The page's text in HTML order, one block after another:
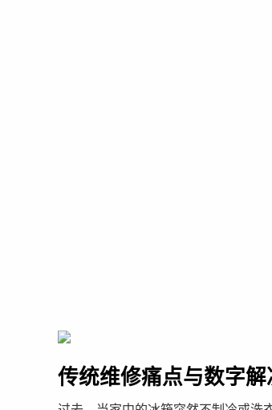
传统维修痛点与数字